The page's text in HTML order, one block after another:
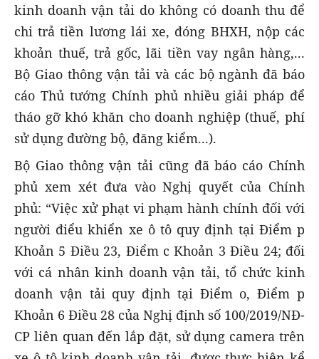
kinh doanh vận tải do không có doanh thu để
chi trả tiền lương lái xe, đóng BHXH, nộp các
khoản thuế, trả gốc, lãi tiền vay ngân hàng,...
Bộ Giao thông vận tải và các bộ ngành đã báo
cáo Thủ tướng Chính phủ nhiều giải pháp để
tháo gỡ khó khăn cho doanh nghiệp (thuế, phí
sử dụng đường bộ, đăng kiểm...).
Bộ Giao thông vận tải cũng đã báo cáo Chính
phủ xem xét đưa vào Nghị quyết của Chính
phủ: “Việc xử phạt vi phạm hành chính đối với
người điểu khiển xe ô tô quy định tại Điểm p
Khoản 5 Điều 23, Điểm c Khoản 3 Điều 24; đối
với cá nhân kinh doanh vận tải, tổ chức kinh
doanh vận tải quy định tại Điểm o, Điểm p
Khoản 6 Điều 28 của Nghị định số 100/2019/NĐ-
CP liên quan đến lắp đặt, sử dụng camera trên